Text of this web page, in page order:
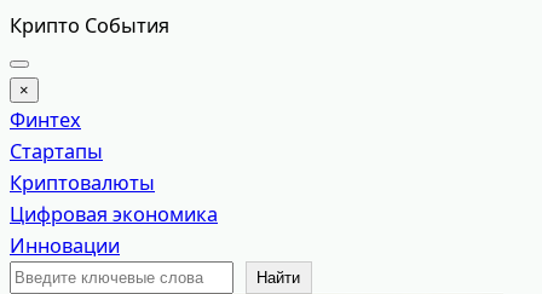
Перейти
к
содержимому
Крипто События
×
Финтех
Стартапы
Криптовалюты
Цифровая экономика
Инновации
Поиск
Найти